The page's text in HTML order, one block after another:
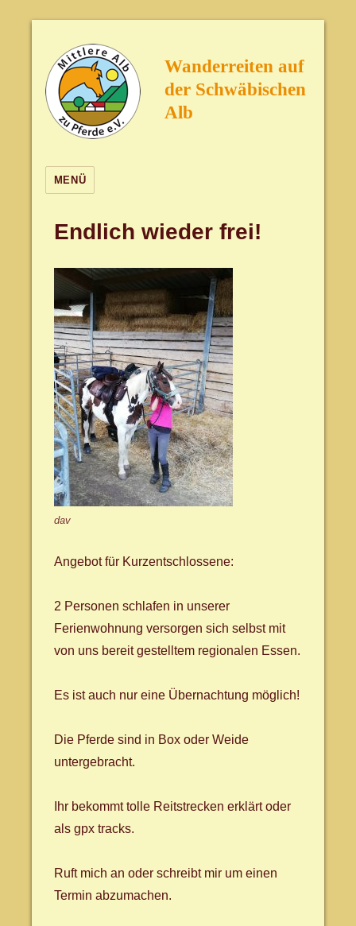
Wanderreiten auf
der Schwäbischen
Alb
MENÜ
Endlich wieder frei!
dav
Angebot für Kurzentschlossene:
2 Personen schlafen in unserer
Ferienwohnung versorgen sich selbst mit
von uns bereit gestelltem regionalen Essen.
Es ist auch nur eine Übernachtung möglich!
Die Pferde sind in Box oder Weide
untergebracht.
Ihr bekommt tolle Reitstrecken erklärt oder
als gpx tracks.
Ruft mich an oder schreibt mir um einen
Termin abzumachen.